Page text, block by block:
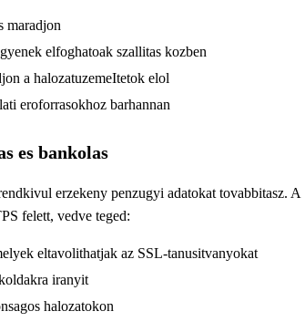
maradjon
elfoghatoak szallitas kozben
a halozatuzemeItetok elol
eroforrasokhoz barhannan
es bankolas
erzekeny penzugyi adatokat tovabbitasz. A
felett, vedve teged:
eltavolithatjak az SSL-tanusitvanyokat
iranyit
halozatokon